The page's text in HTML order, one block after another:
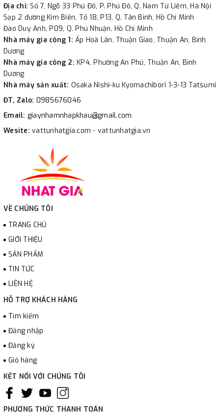
Địa chỉ:Số 7, Ngõ 33 Phú Đô, P. Phú Đô, Q. Nam Từ Liêm, Hà Nội
Sạp 2 đường Kim Biên, Tổ 18, P13, Q. Tân Bình, Hồ Chí Minh
Đào Duy Anh, P09, Q. Phú Nhuận, Hồ Chí Minh
Nhà máy gia công 1: Ấp Hoà Lân, Thuận Giao, Thuận An, Bình
Dương
Nhà máy gia công 2: KP4, Phường An Phú, Thuận An, Bình
Dương
Nhà máy sản xuất: Osaka Nishi-ku Kyomachibori 1-3-13 Tatsumi
ĐT, Zalo: 0985676046
Email: giaynhamnhapkhau@gmail.com
Wesite: vattunhatgia.com - vattunhatgia.vn
VỀ CHÚNG TÔI
TRANG CHỦ
GIỚI THIỆU
SẢN PHẨM
TIN TỨC
LIÊN HỆ
HỖ TRỢ KHÁCH HÀNG
Tìm kiếm
Đăng nhập
Đăng ký
Giỏ hàng
KẾT NỐI VỚI CHÚNG TÔI
PHƯƠNG THỨC THANH TOÁN